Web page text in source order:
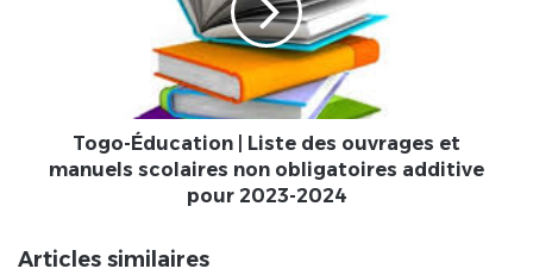
obligatoires
2024
Togo-Éducation | Liste des ouvrages et
manuels scolaires non obligatoires additive
pour 2023-2024
Articles similaires